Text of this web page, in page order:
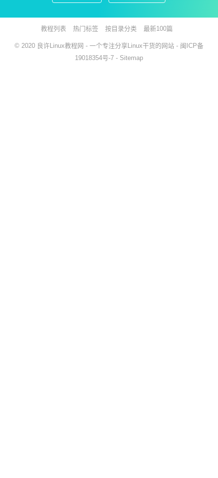
教程列表 热门标签 按目录分类 最新100篇
© 2020 良许Linux教程网 - 一个专注分享Linux干货的网站 - 闽ICP备
19018354号-7 - Sitemap